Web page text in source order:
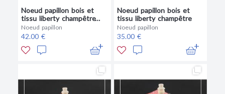
Noeud papillon bois et
tissu liberty champêtre
vert eau
Noeud papillon
42.00 €
Noeud papillon bois et
tissu liberty champêtre
Noeud papillon
35.00 €